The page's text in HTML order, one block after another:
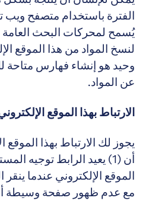
الفترة باستخدام متصفح ويب
يُسمح لمحركات البحث العامة
لنسخ المواد من هذا الموقع
وحيد هو إنشاء فهارس متاحة
عن المواد.
الارتباط بهذا الموقع الإلكتروني
أن (1) يعيد الرابط توجيه
الموقع الإلكتروني عندما ينقر
مع عدم ظهور صفحة وسيطة أو